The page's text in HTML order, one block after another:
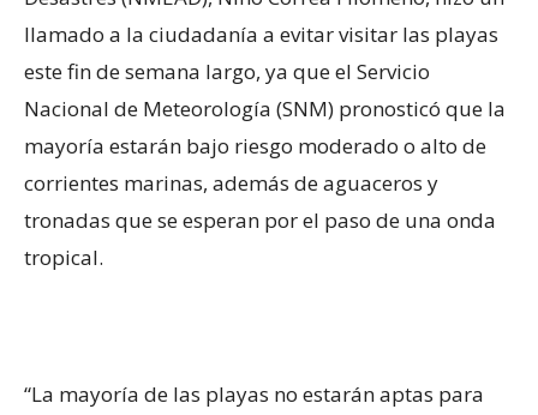
llamado a la ciudadanía a evitar visitar las playas
este fin de semana largo, ya que el Servicio
Nacional de Meteorología (SNM) pronosticó que la
mayoría estarán bajo riesgo moderado o alto de
corrientes marinas, además de aguaceros y
tronadas que se esperan por el paso de una onda
tropical.
“La mayoría de las playas no estarán aptas para